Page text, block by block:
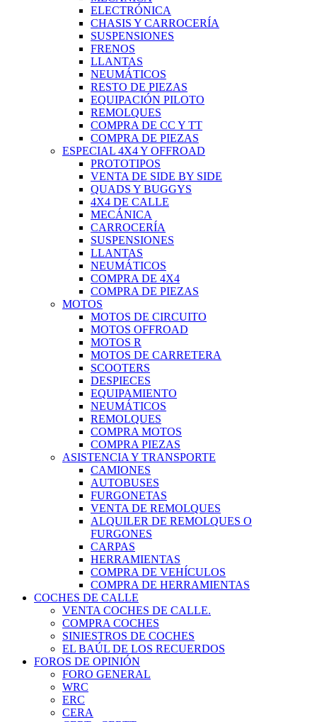
ELECTRÓNICA
CHASIS Y CARROCERÍA
SUSPENSIONES
FRENOS
LLANTAS
NEUMÁTICOS
RESTO DE PIEZAS
EQUIPACIÓN PILOTO
REMOLQUES
COMPRA DE CC Y TT
COMPRA DE PIEZAS
ESPECIAL 4X4 Y OFFROAD
PROTOTIPOS
VENTA DE SIDE BY SIDE
QUADS Y BUGGYS
4X4 DE CALLE
MECÁNICA
CARROCERÍA
SUSPENSIONES
LLANTAS
NEUMÁTICOS
COMPRA DE 4X4
COMPRA DE PIEZAS
MOTOS
MOTOS DE CIRCUITO
MOTOS OFFROAD
MOTOS R
MOTOS DE CARRETERA
SCOOTERS
DESPIECES
EQUIPAMIENTO
NEUMÁTICOS
REMOLQUES
COMPRA MOTOS
COMPRA PIEZAS
ASISTENCIA Y TRANSPORTE
CAMIONES
AUTOBUSES
FURGONETAS
VENTA DE REMOLQUES
ALQUILER DE REMOLQUES O
FURGONES
CARPAS
HERRAMIENTAS
COMPRA DE VEHÍCULOS
COMPRA DE HERRAMIENTAS
COCHES DE CALLE
VENTA COCHES DE CALLE.
COMPRA COCHES
SINIESTROS DE COCHES
EL BAÚL DE LOS RECUERDOS
FOROS DE OPINIÓN
FORO GENERAL
WRC
ERC
CERA